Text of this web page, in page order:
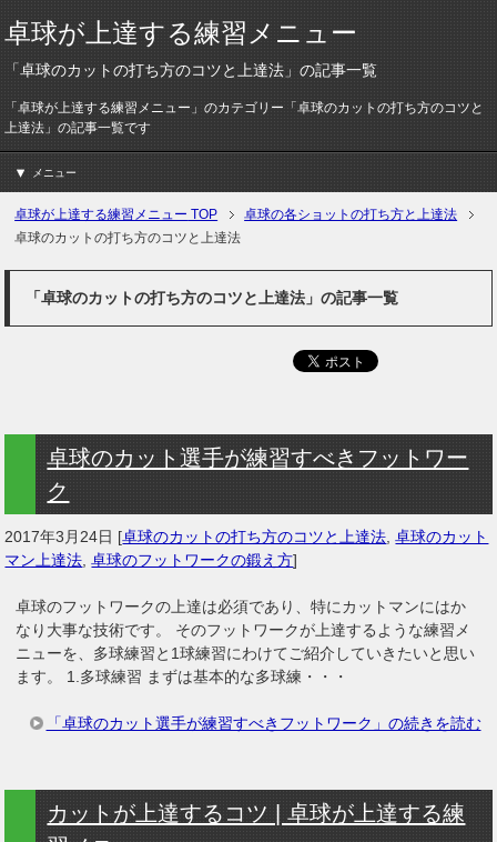
卓球が上達する練習メニュー
「卓球のカットの打ち方のコツと上達法」の記事一覧
「卓球が上達する練習メニュー」のカテゴリー「卓球のカットの打ち方のコツと
上達法」の記事一覧です
メニュー
卓球が上達する練習メニュー TOP
卓球の各ショットの打ち方と上達法
卓球のカットの打ち方のコツと上達法
「卓球のカットの打ち方のコツと上達法」の記事一覧
卓球のカット選手が練習すべきフットワー
ク
2017年3月24日 [卓球のカットの打ち方のコツと上達法 ,卓球のカット
マン上達法 ,卓球のフットワークの鍛え方]
卓球のフットワークの上達は必須であり、特にカットマンにはか
なり大事な技術です。 そのフットワークが上達するような練習メ
ニューを、多球練習と1球練習にわけてご紹介していきたいと思い
ます。 1.多球練習 まずは基本的な多球練・・・
「卓球のカット選手が練習すべきフットワーク」の続きを読む
カットが上達するコツ | 卓球が上達する練